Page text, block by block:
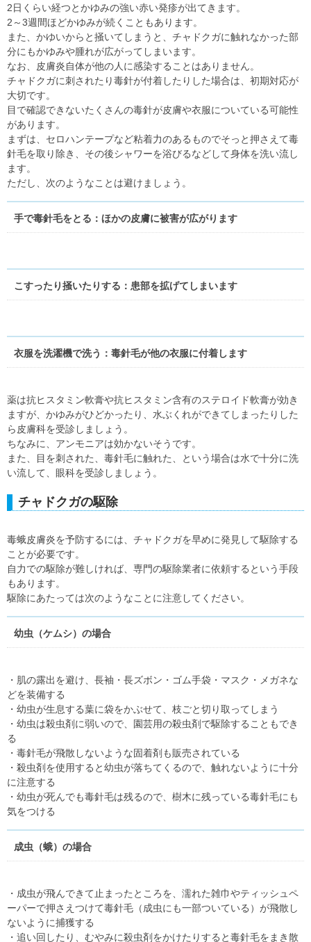
2日くらい経つとかゆみの強い赤い発疹が出てきます。
2～3週間ほどかゆみが続くこともあります。
また、かゆいからと掻いてしまうと、チャドクガに触れなかった部
分にもかゆみや腫れが広がってしまいます。
なお、皮膚炎自体が他の人に感染することはありません。
チャドクガに刺されたり毒針が付着したりした場合は、初期対応が
大切です。
目で確認できないたくさんの毒針が皮膚や衣服についている可能性
があります。
まずは、セロハンテープなど粘着力のあるものでそっと押さえて毒
針毛を取り除き、その後シャワーを浴びるなどして身体を洗い流し
ます。
ただし、次のようなことは避けましょう。
手で毒針毛をとる：ほかの皮膚に被害が広がります
こすったり掻いたりする：患部を拡げてしまいます
衣服を洗濯機で洗う：毒針毛が他の衣服に付着します
薬は抗ヒスタミン軟膏や抗ヒスタミン含有のステロイド軟膏が効き
ますが、かゆみがひどかったり、水ぶくれができてしまったりした
ら皮膚科を受診しましょう。
ちなみに、アンモニアは効かないそうです。
また、目を刺された、毒針毛に触れた、という場合は水で十分に洗
い流して、眼科を受診しましょう。
チャドクガの駆除
毒蛾皮膚炎を予防するには、チャドクガを早めに発見して駆除する
ことが必要です。
自力での駆除が難しければ、専門の駆除業者に依頼するという手段
もあります。
駆除にあたっては次のようなことに注意してください。
幼虫（ケムシ）の場合
・肌の露出を避け、長袖・長ズボン・ゴム手袋・マスク・メガネな
どを装備する
・幼虫が生息する葉に袋をかぶせて、枝ごと切り取ってしまう
・幼虫は殺虫剤に弱いので、園芸用の殺虫剤で駆除することもでき
る
・毒針毛が飛散しないような固着剤も販売されている
・殺虫剤を使用すると幼虫が落ちてくるので、触れないように十分
に注意する
・幼虫が死んでも毒針毛は残るので、樹木に残っている毒針毛にも
気をつける
成虫（蛾）の場合
・成虫が飛んできて止まったところを、濡れた雑巾やティッシュペ
ーパーで押さえつけて毒針毛（成虫にも一部ついている）が飛散し
ないように捕獲する
・追い回したり、むやみに殺虫剤をかけたりすると毒針毛をまき散